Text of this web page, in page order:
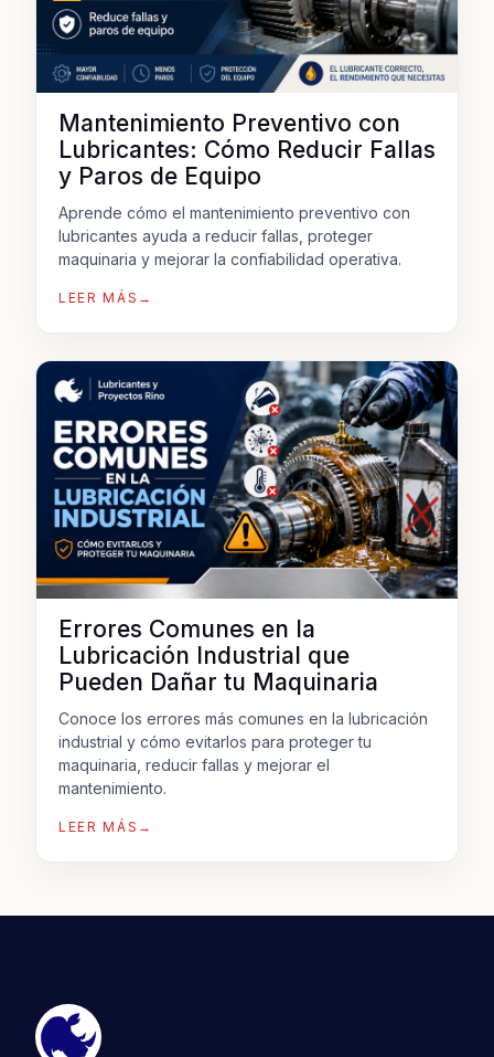
Mantenimiento Preventivo con
Lubricantes: Cómo Reducir Fallas
y Paros de Equipo
Aprende cómo el mantenimiento preventivo con
lubricantes ayuda a reducir fallas, proteger
maquinaria y mejorar la confiabilidad operativa.
LEER MÁS →
Errores Comunes en la
Lubricación Industrial que
Pueden Dañar tu Maquinaria
Conoce los errores más comunes en la lubricación
industrial y cómo evitarlos para proteger tu
maquinaria, reducir fallas y mejorar el
mantenimiento.
LEER MÁS →